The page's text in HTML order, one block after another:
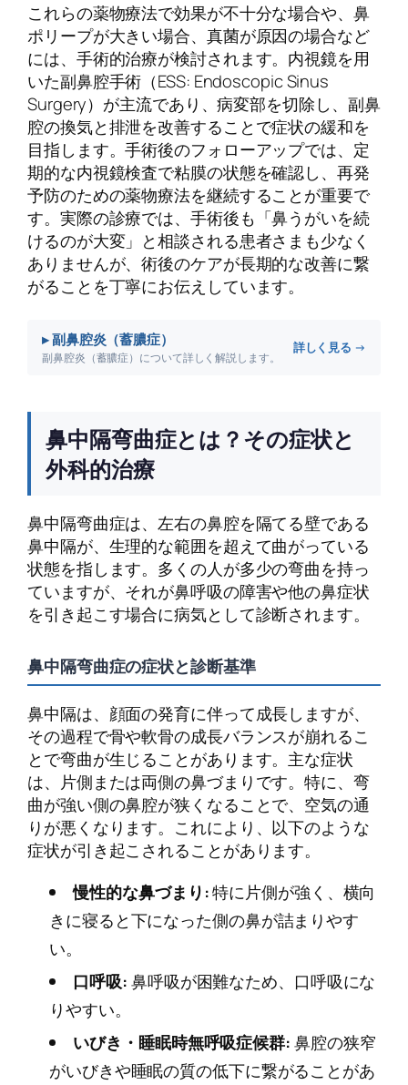
これらの薬物療法で効果が不十分な場合や、鼻
ポリープが大きい場合、真菌が原因の場合など
には、手術的治療が検討されます。内視鏡を用
いた副鼻腔手術（ESS: Endoscopic Sinus
Surgery）が主流であり、病変部を切除し、副鼻
腔の換気と排泄を改善することで症状の緩和を
目指します。手術後のフォローアップでは、定
期的な内視鏡検査で粘膜の状態を確認し、再発
予防のための薬物療法を継続することが重要で
す。実際の診療では、手術後も「鼻うがいを続
けるのが大変」と相談される患者さまも少なく
ありませんが、術後のケアが長期的な改善に繋
がることを丁寧にお伝えしています。
▸ 副鼻腔炎（蓄膿症）
副鼻腔炎（蓄膿症）について詳しく解説します。
詳しく見る →
鼻中隔弯曲症とは？その症状と
外科的治療
鼻中隔弯曲症は、左右の鼻腔を隔てる壁である
鼻中隔が、生理的な範囲を超えて曲がっている
状態を指します。多くの人が多少の弯曲を持っ
ていますが、それが鼻呼吸の障害や他の鼻症状
を引き起こす場合に病気として診断されます。
鼻中隔弯曲症の症状と診断基準
鼻中隔は、顔面の発育に伴って成長しますが、
その過程で骨や軟骨の成長バランスが崩れるこ
とで弯曲が生じることがあります。主な症状
は、片側または両側の鼻づまりです。特に、弯
曲が強い側の鼻腔が狭くなることで、空気の通
りが悪くなります。これにより、以下のような
症状が引き起こされることがあります。
慢性的な鼻づまり:特に片側が強く、横向
きに寝ると下になった側の鼻が詰まりやす
い。
口呼吸:鼻呼吸が困難なため、口呼吸にな
りやすい。
いびき・睡眠時無呼吸症候群:鼻腔の狭窄
がいびきや睡眠の質の低下に繋がることがあ